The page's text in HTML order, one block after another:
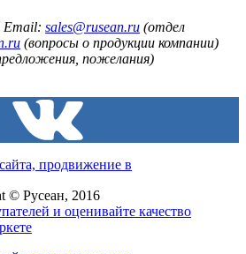
Email: sales@rusean.ru (отдел
(вопросы о продукции компании)
пожелания)
продвижение в
© Русеан, 2016